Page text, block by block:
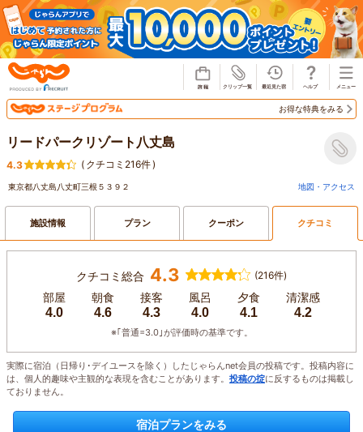
お得な特典をみる
リードパークリゾート八丈島
4.3 ( クチコミ216件)
東京都八丈島八丈町三根５３９２ 地図・アクセス
施設情報 プラン クーポン クチコミ
クチコミ総合 4.3 (216件)
部屋
4.0
朝食
4.6
接客
4.3
風呂
4.0
夕食
4.1
清潔感
4.2
※｢普通=3.0｣が評価時の基準です。
実際に宿泊（日帰り･デイユースを除く）したじゃらんnet会員の投稿です。投稿内容に
は、個人的趣味や主観的な表現を含むことがあります。 投稿の掟に反するものは掲載し
ておりません。
宿泊プランをみる